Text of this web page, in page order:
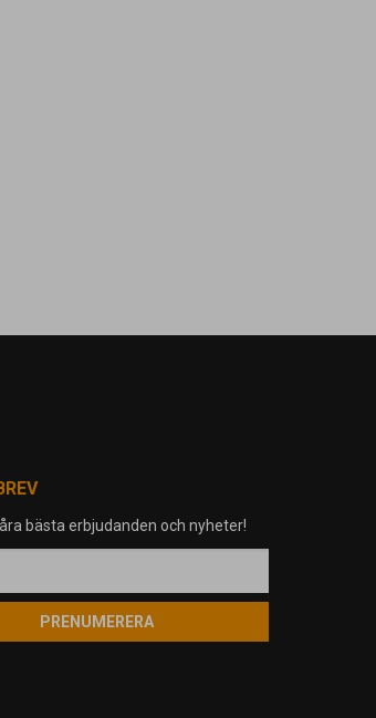
bästa erbjudanden och nyheter!
PRENUMERERA